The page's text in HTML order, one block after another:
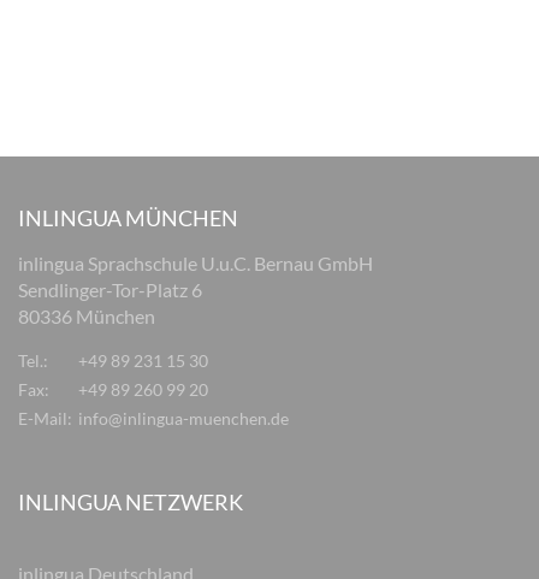
INLINGUA MÜNCHEN
inlingua Sprachschule U.u.C. Bernau GmbH
Sendlinger-Tor-Platz 6
80336 München
Tel.:
+49 89 231 15 30
Fax:
+49 89 260 99 20
E-Mail: info@inlingua-muenchen.de
INLINGUA NETZWERK
inlingua Deutschland